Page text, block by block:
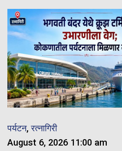
पर्यटन,रत्नागिरी
August 6, 2026 11:00 am